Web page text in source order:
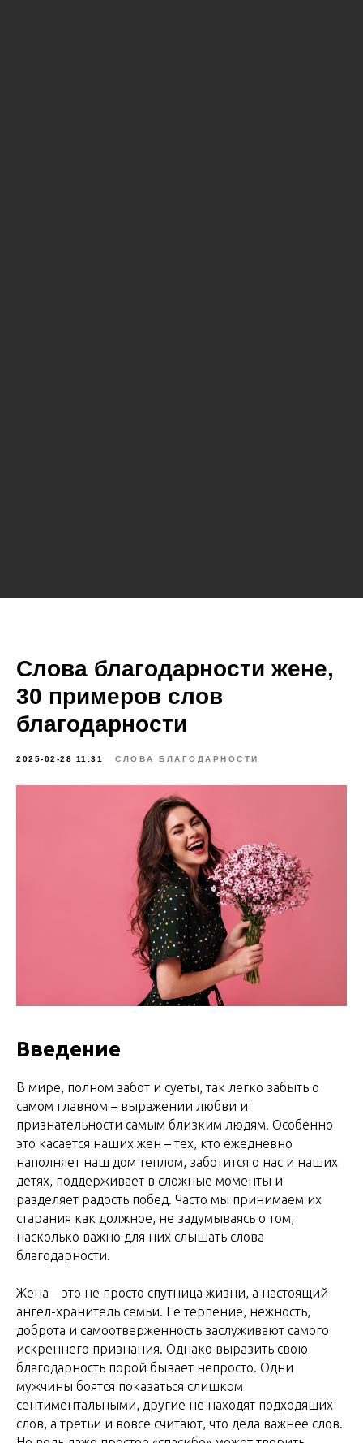
Слова благодарности жене,
30 примеров слов
благодарности
2025-02-28 11:31 СЛОВА БЛАГОДАРНОСТИ
Введение
В мире, полном забот и суеты, так легко забыть о
самом главном – выражении любви и
признательности самым близким людям. Особенно
это касается наших жен – тех, кто ежедневно
наполняет наш дом теплом, заботится о нас и наших
детях, поддерживает в сложные моменты и
разделяет радость побед. Часто мы принимаем их
старания как должное, не задумываясь о том,
насколько важно для них слышать слова
благодарности.
Жена – это не просто спутница жизни, а настоящий
ангел-хранитель семьи. Ее терпение, нежность,
доброта и самоотверженность заслуживают самого
искреннего признания. Однако выразить свою
благодарность порой бывает непросто. Одни
мужчины боятся показаться слишком
сентиментальными, другие не находят подходящих
слов, а третьи и вовсе считают, что дела важнее слов.